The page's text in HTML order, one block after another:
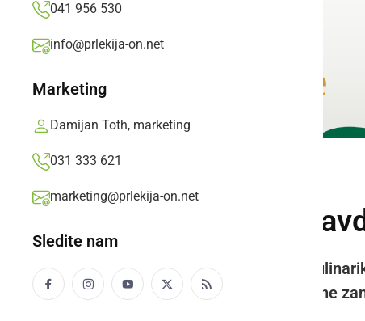
041 956 530
info@prlekija-on.net
Marketing
Damijan Toth, marketing
031 333 621
marketing@prlekija-on.net
Sledite nam
Vinobus znova
Trije avtobusi ljubiteljev vina,
gričih Prlekije ter obiskali številne